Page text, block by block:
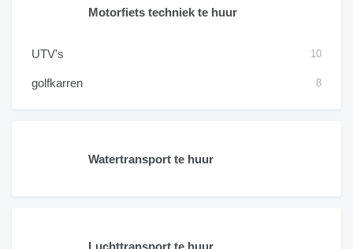
Motorfiets techniek te huur
UTV's 10
golfkarren 8
Watertransport te huur
Luchttransport te huur